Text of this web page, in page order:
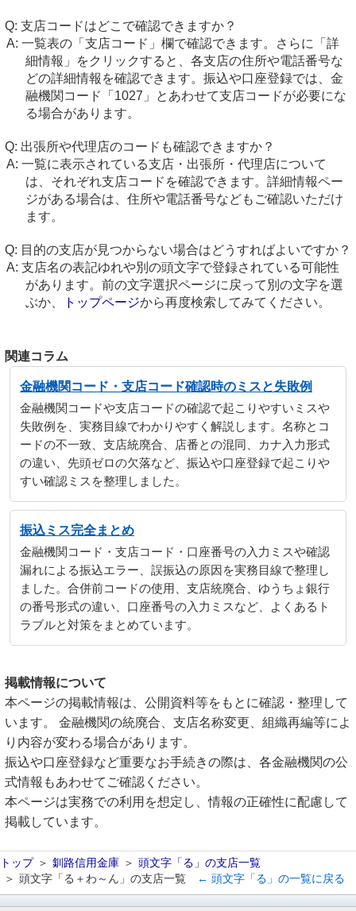
支店コードはどこで確認できますか？
一覧表の「支店コード」欄で確認できます。さらに「詳
細情報」をクリックすると、各支店の住所や電話番号な
どの詳細情報を確認できます。振込や口座登録では、金
融機関コード「1027」とあわせて支店コードが必要にな
る場合があります。
出張所や代理店のコードも確認できますか？
一覧に表示されている支店・出張所・代理店について
は、それぞれ支店コードを確認できます。詳細情報ペー
ジがある場合は、住所や電話番号などもご確認いただけ
ます。
目的の支店が見つからない場合はどうすればよいですか？
支店名の表記ゆれや別の頭文字で登録されている可能性
があります。前の文字選択ページに戻って別の文字を選
ぶか、
トップページから再度検索してみてください。
関連コラム
金融機関コード・支店コード確認時のミスと失敗例
金融機関コードや支店コードの確認で起こりやすいミスや
失敗例を、実務目線でわかりやすく解説します。名称とコ
ードの不一致、支店統廃合、店番との混同、カナ入力形式
の違い、先頭ゼロの欠落など、振込や口座登録で起こりや
すい確認ミスを整理しました。
振込ミス完全まとめ
金融機関コード・支店コード・口座番号の入力ミスや確認
漏れによる振込エラー、誤振込の原因を実務目線で整理し
ました。合併前コードの使用、支店統廃合、ゆうちょ銀行
の番号形式の違い、口座番号の入力ミスなど、よくあるト
ラブルと対策をまとめています。
掲載情報について
本ページの掲載情報は、公開資料等をもとに確認・整理して
います。 金融機関の統廃合、支店名称変更、組織再編等によ
り内容が変わる場合があります。
振込や口座登録など重要なお手続きの際は、各金融機関の公
式情報もあわせてご確認ください。
本ページは実務での利用を想定し、情報の正確性に配慮して
掲載しています。
トップ 釧路信用金庫
頭文字「る」の支店一覧
頭文字「る＋わ～ん」の支店一覧
← 頭文字「る」の一覧に戻る